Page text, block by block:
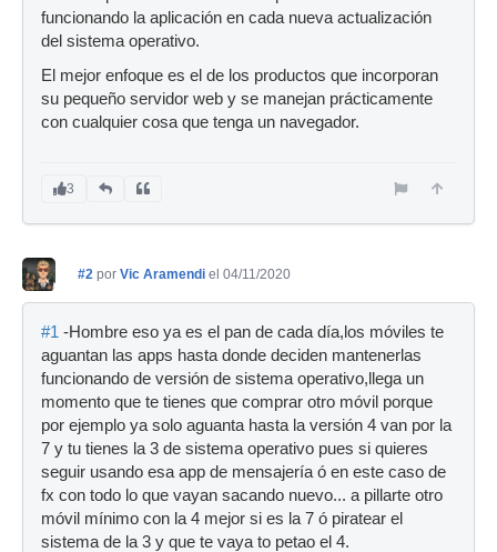
funcionando la aplicación en cada nueva actualización
del sistema operativo.
El mejor enfoque es el de los productos que incorporan
su pequeño servidor web y se manejan prácticamente
con cualquier cosa que tenga un navegador.
3
#2 por Vic Aramendi el 04/11/2020
#1 -Hombre eso ya es el pan de cada día,los móviles te
aguantan las apps hasta donde deciden mantenerlas
funcionando de versión de sistema operativo,llega un
momento que te tienes que comprar otro móvil porque
por ejemplo ya solo aguanta hasta la versión 4 van por la
7 y tu tienes la 3 de sistema operativo pues si quieres
seguir usando esa app de mensajería ó en este caso de
fx con todo lo que vayan sacando nuevo... a pillarte otro
móvil mínimo con la 4 mejor si es la 7 ó piratear el
sistema de la 3 y que te vaya to petao el 4.